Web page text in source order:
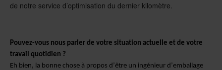
de notre service d’optimisation du dernier kilomètre.
Pouvez-vous nous parler de votre situation actuelle et de votre
travail quotidien ?
Eh bien, la bonne chose à propos d’être un ingénieur d’emballage